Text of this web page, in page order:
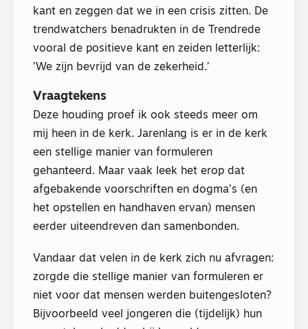
kant en zeggen dat we in een crisis zitten. De
trendwatchers benadrukten in de Trendrede
vooral de positieve kant en zeiden letterlijk:
’We zijn bevrijd van de zekerheid.’
Vraagtekens
Deze houding proef ik ook steeds meer om
mij heen in de kerk. Jarenlang is er in de kerk
een stellige manier van formuleren
gehanteerd. Maar vaak leek het erop dat
afgebakende voorschriften en dogma’s (en
het opstellen en handhaven ervan) mensen
eerder uiteendreven dan samenbonden.
Vandaar dat velen in de kerk zich nu afvragen:
zorgde die stellige manier van formuleren er
niet voor dat mensen werden buitengesloten?
Bijvoorbeeld veel jongeren die (tijdelijk) hun